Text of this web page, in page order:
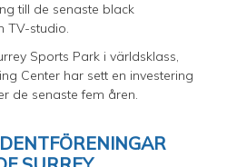
till de senaste black
TV-studio.
Sports Park i världsklass,
Center har sett en investering
de senaste fem åren.